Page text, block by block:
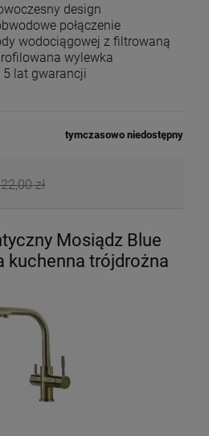
design
połączenie
wodociągowej z filtrowaną
wylewka
5 lat gwarancji
tymczasowo niedostępny
zł
Mosiądz Blue
kuchenna trójdrożna